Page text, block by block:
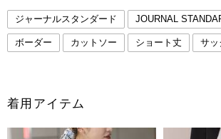
ジャーナルスタンダード JOURNAL
ボーダー カットソー ショート丈 サッ
着用アイテム